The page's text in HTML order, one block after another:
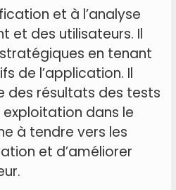
et à l’analyse
et des utilisateurs. Il
en tenant
de l’application. Il
des résultats des tests
dans le
à tendre vers les
et d’améliorer